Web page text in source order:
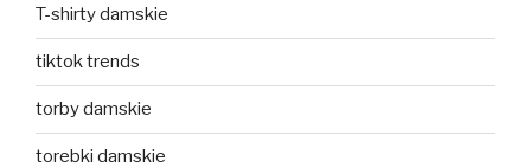
T-shirty damskie
tiktok trends
torby damskie
torebki damskie